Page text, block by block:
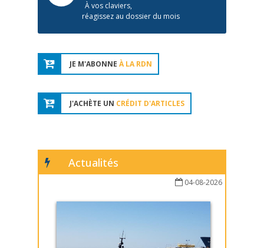
À vos claviers,
réagissez au dossier du mois
JE M'ABONNE À LA RDN
J'ACHÈTE UN CRÉDIT D'ARTICLES
Actualités
04-08-2026